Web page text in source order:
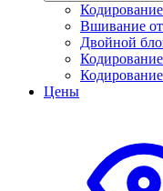
Вшивание от
Двойной
Цены